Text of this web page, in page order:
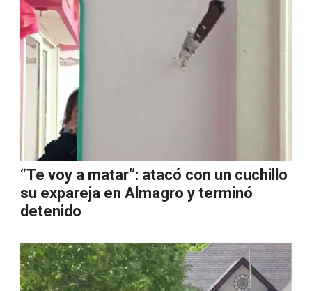
“Te voy a matar”: atacó con un cuchillo
su expareja en Almagro y terminó
detenido